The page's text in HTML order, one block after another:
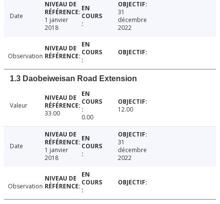
Date
1 janvier
2018
31
décembre
2022
Observation
1.3 Daobeiweisan Road Extension
Valeur
33.00
0.00
12.00
Date
1 janvier
2018
31
décembre
2022
Observation